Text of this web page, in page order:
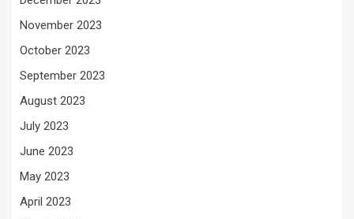
November 2023
October 2023
September 2023
August 2023
July 2023
June 2023
May 2023
April 2023